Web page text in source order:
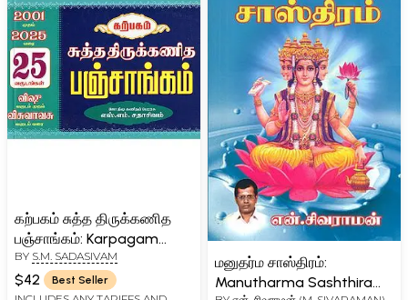
கற்பகம் சுத்த திருக்கணித
பஞ்சாங்கம்: Karpagam
Thirukanitha Panchang
(Tamil)
BY S.M. SADASIVAM
$42 Best Seller
மனுதர்ம சாஸ்திரம்:
Manutharma Sashthiram